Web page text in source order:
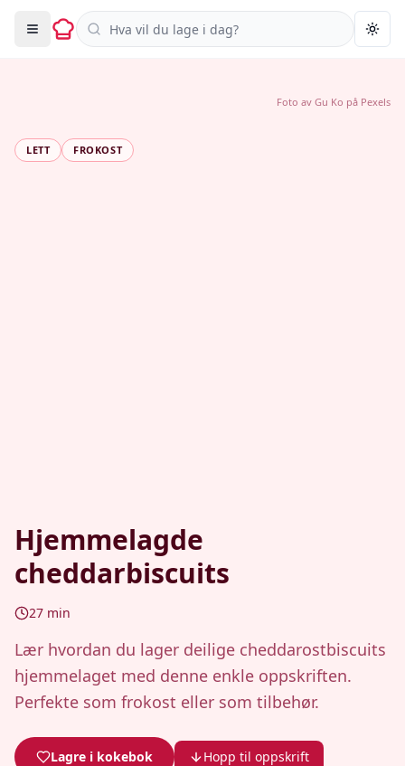
Søk i oppskrifter
LETT FROKOST
Hjemmelagde
cheddarbiscuits
27 min
Lær hvordan du lager deilige cheddarostbiscuits
hjemmelaget med denne enkle oppskriften.
Perfekte som frokost eller som tilbehør.
Lagre i kokebok Hopp til oppskrift
Foto av Gu Ko på Pexels